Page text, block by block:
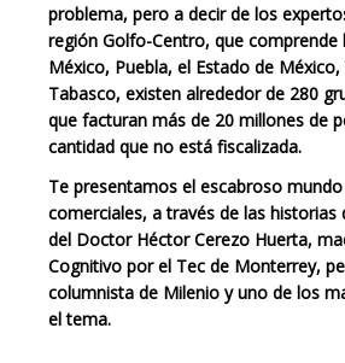
problema, pero a decir de los
región Golfo-Centro, que comprende
México, Puebla, el Estado de
Tabasco, existen alrededor de 280
que facturan más de 20 millones de
cantidad que no está fiscalizada.
Te presentamos el escabroso
comerciales, a través de las historias
del Doctor Héctor Cerezo Huerta,
Cognitivo por el Tec de Monterrey,
columnista de Milenio y uno de los
el tema.